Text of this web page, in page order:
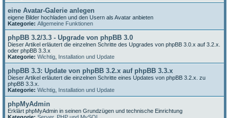
eine Avatar-Galerie anlegen
eigene Bilder hochladen und den Usern als Avatar anbieten
Kategorie: Allgemeine Funktionen
phpBB 3.2/3.3 - Upgrade von phpBB 3.0
Dieser Artikel erläutert die einzelnen Schritte des Upgrades von phpBB 3.0.x auf 3.2.x.
oder phpBB 3.3.x
Kategorie: Wichtig Installation und Update
phpBB 3.3: Update von phpBB 3.2.x auf phpBB 3.3.x
Dieser Artikel erläutert die einzelnen Schritte eines Updates von phpBB 3.2.x. zu
phpBB 3.3.x.
Kategorie: Wichtig Installation und Update
phpMyAdmin
Erklärt phpMyAdmin in seinen Grundzügen und technische Einrichtung